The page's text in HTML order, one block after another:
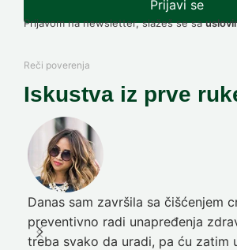
Prijavi se
Prijavom na newsletter, slažeš se sa
Reči poverenja
Iskustva iz prve
Danas sam završila sa čišćenjem
preventivno radi unapređenja
treba svako da uradi, pa ću zatim